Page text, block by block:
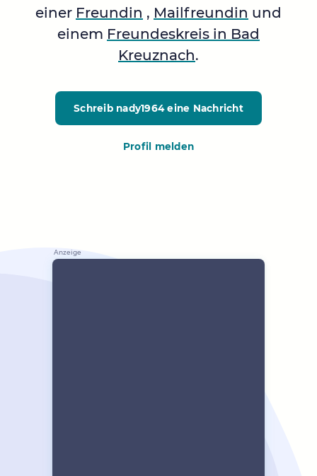
einer Freundin , Mailfreundin und
einem Freundeskreis in Bad
Kreuznach.
Schreib nady1964eine Nachricht
Profil melden